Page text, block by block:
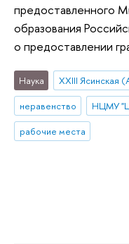
предоставленного
образования
о предоставлении
Наука
неравенство
рабочие места